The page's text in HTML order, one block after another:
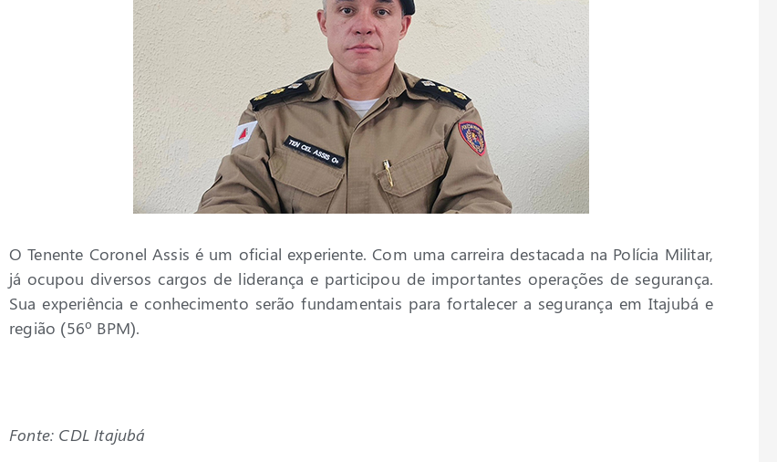
O Tenente Coronel Assis é um oficial experiente. Com uma carreira destacada na Polícia Militar,
já ocupou diversos cargos de liderança e participou de importantes operações de segurança.
Sua experiência e conhecimento serão fundamentais para fortalecer a segurança em Itajubá e
região (56º BPM).
Fonte: CDL Itajubá